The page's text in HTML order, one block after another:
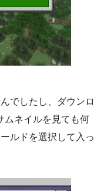
でしたし、ダウンロ
ムネイルを見ても何
ルドを選択して入っ